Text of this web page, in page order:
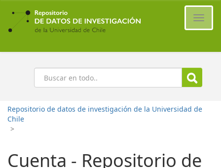
Ir
contenido
principal
Buscar
Repositorio de datos de investigación de la Universidad de
Chile
>
Cuenta - Repositorio de